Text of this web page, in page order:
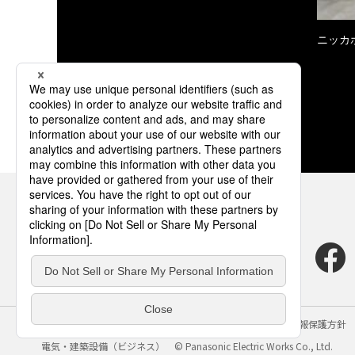
ニッカ
サイトのご利用にあたって クッキーポリシー
個人情報保護方針
電気・建築設備（ビジネス）
© Panasonic Electric Works Co., Ltd.